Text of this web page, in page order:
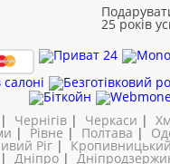
25 років
| Чернігів| Черкаси |
| Рівне | Полтава |
Ріг|Кропивницький
| Дніпро|